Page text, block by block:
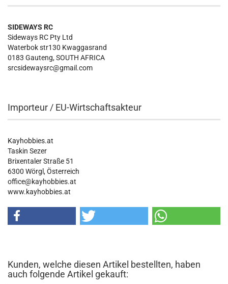
SIDEWAYS RC
Sideways RC Pty Ltd
Waterbok str130 Kwaggasrand
0183 Gauteng, SOUTH AFRICA
srcsidewaysrc@gmail.com
Importeur / EU-Wirtschaftsakteur
Kayhobbies.at
Taskin Sezer
Brixentaler Straße 51
6300 Wörgl, Österreich
office@kayhobbies.at
www.kayhobbies.at
Kunden, welche diesen Artikel bestellten, haben
auch folgende Artikel gekauft: